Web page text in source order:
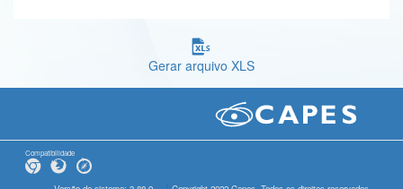
Banco Central do Brasil
Gerar arquivo XLS
Compatibilidade